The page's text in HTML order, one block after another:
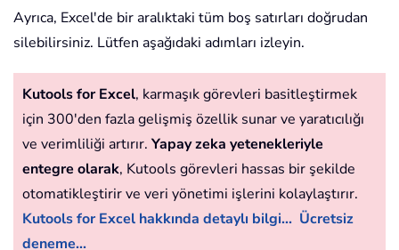
Ayrıca, Excel'de bir aralıktaki tüm boş satırları doğrudan
silebilirsiniz. Lütfen aşağıdaki adımları izleyin.
Kutools for Excel, karmaşık görevleri basitleştirmek
için 300'den fazla gelişmiş özellik sunar ve yaratıcılığı
ve verimliliği artırır. Yapay zeka yetenekleriyle
entegre olarak, Kutools görevleri hassas bir şekilde
otomatikleştirir ve veri yönetimi işlerini kolaylaştırır.
Kutools for Excel hakkında detaylı bilgi... Ücretsiz
deneme...